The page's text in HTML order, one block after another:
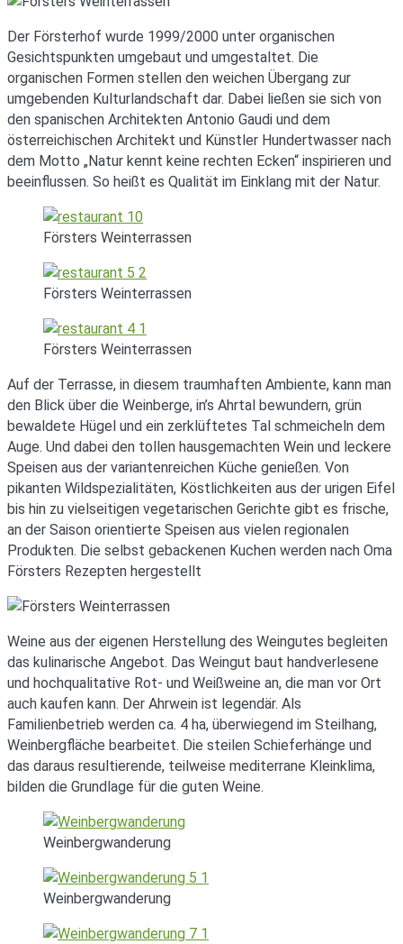
Der Försterhof wurde 1999/2000 unter organischen
Gesichtspunkten umgebaut und umgestaltet. Die
organischen Formen stellen den weichen Übergang zur
umgebenden Kulturlandschaft dar. Dabei ließen sie sich von
den spanischen Architekten Antonio Gaudi und dem
österreichischen Architekt und Künstler Hundertwasser nach
dem Motto „Natur kennt keine rechten Ecken“ inspirieren und
beeinflussen. So heißt es Qualität im Einklang mit der Natur.
Försters Weinterrassen
Försters Weinterrassen
Försters Weinterrassen
Auf der Terrasse, in diesem traumhaften Ambiente, kann man
den Blick über die Weinberge, in’s Ahrtal bewundern, grün
bewaldete Hügel und ein zerklüftetes Tal schmeicheln dem
Auge. Und dabei den tollen hausgemachten Wein und leckere
Speisen aus der variantenreichen Küche genießen. Von
pikanten Wildspezialitäten, Köstlichkeiten aus der urigen Eifel
bis hin zu vielseitigen vegetarischen Gerichte gibt es frische,
an der Saison orientierte Speisen aus vielen regionalen
Produkten. Die selbst gebackenen Kuchen werden nach Oma
Försters Rezepten hergestellt
Weine aus der eigenen Herstellung des Weingutes begleiten
das kulinarische Angebot. Das Weingut baut handverlesene
und hochqualitative Rot- und Weißweine an, die man vor Ort
auch kaufen kann. Der Ahrwein ist legendär. Als
Familienbetrieb werden ca. 4 ha, überwiegend im Steilhang,
Weinbergfläche bearbeitet. Die steilen Schieferhänge und
das daraus resultierende, teilweise mediterrane Kleinklima,
bilden die Grundlage für die guten Weine.
Weinbergwanderung
Weinbergwanderung